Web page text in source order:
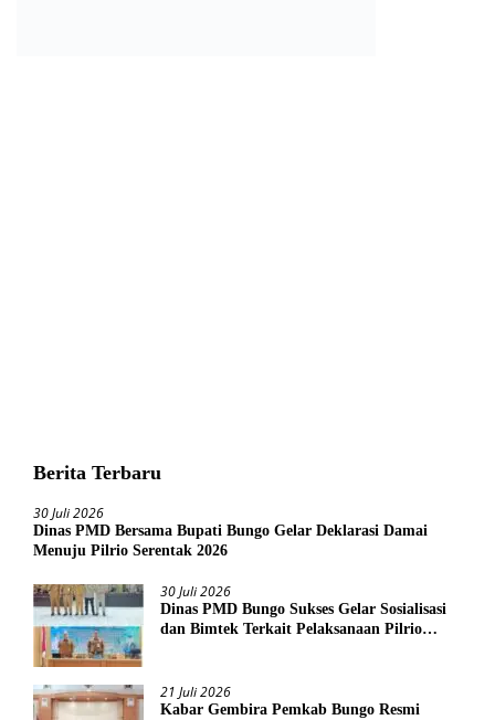
Berita Terbaru
30 Juli 2026
Dinas PMD Bersama Bupati Bungo Gelar Deklarasi Damai
Menuju Pilrio Serentak 2026
30 Juli 2026
Dinas PMD Bungo Sukses Gelar Sosialisasi
dan Bimtek Terkait Pelaksanaan Pilrio
21 Juli 2026
Kabar Gembira Pemkab Bungo Resmi